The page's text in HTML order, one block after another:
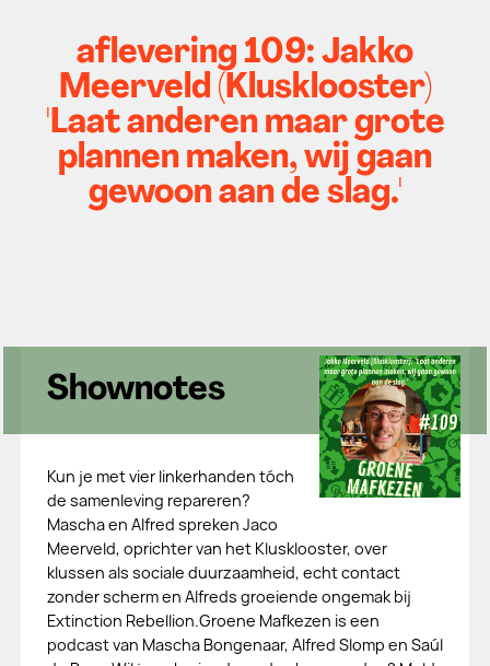
aflevering 109: Jakko
Meerveld (Klusklooster)
'Laat anderen maar grote
plannen maken, wij gaan
gewoon aan de slag.'
Shownotes
Kun je met vier linkerhanden tóch
de samenleving repareren?
Mascha en Alfred spreken Jaco
Meerveld, oprichter van het Klusklooster, over
klussen als sociale duurzaamheid, echt contact
zonder scherm en Alfreds groeiende ongemak bij
Extinction Rebellion.Groene Mafkezen is een
podcast van Mascha Bongenaar, Alfred Slomp en Saúl